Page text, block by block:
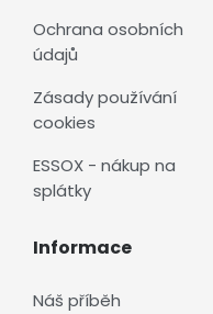
Ochrana osobních
údajů
Zásady používání
cookies
ESSOX - nákup na
splátky
Informace
Náš příběh